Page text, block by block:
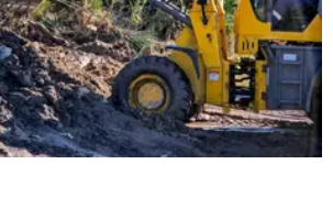
Tecnología
Turismo
Salud
Es viral